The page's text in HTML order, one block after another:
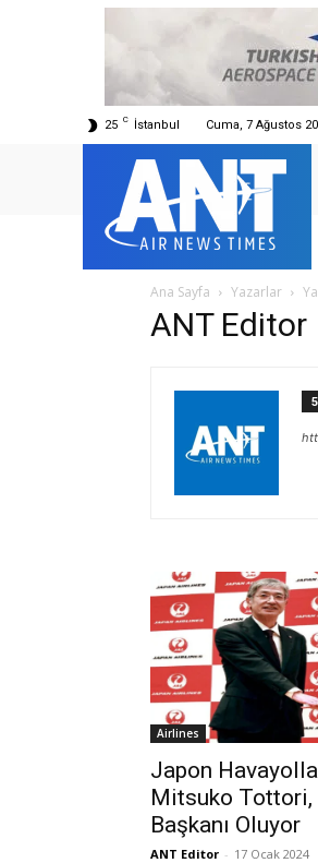
25 C İstanbul Cuma, 7 Ağustos
Ana Sayfa Yazarlar
ANT Editor
Airlines
Japon
Mitsuko Tottori,
Başkanı Oluyor
ANT Editor - 17 Ocak 2024